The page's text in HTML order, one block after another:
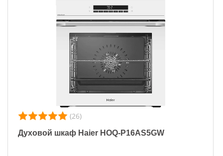
(26)
Духовой шкаф Haier HOQ-P16AS5GW